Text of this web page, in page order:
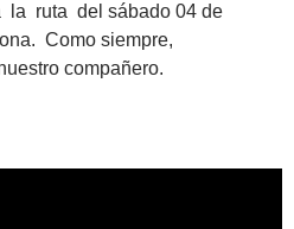
la ruta del sábado 04 de
Como siempre,
compañero.